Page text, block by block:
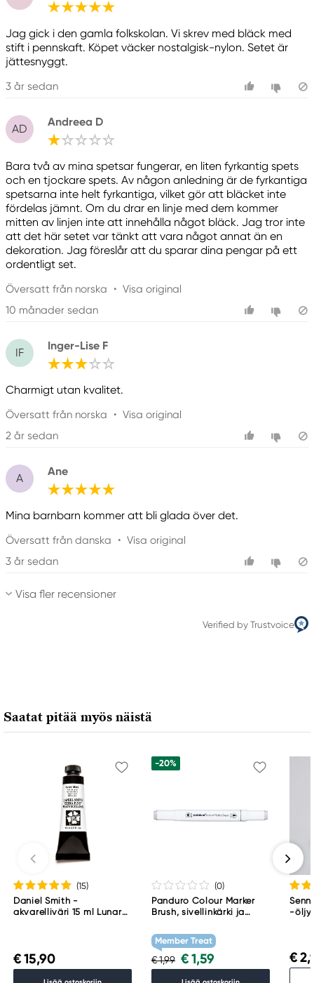
Jag gick i den gamla folkskolan. Vi skrev med bläck med
stift i pennskaft. Köpet väcker nostalgisk-nylon. Setet är
jättesnyggt.
3 år sedan
AD
Andreea D
Bara två av mina spetsar fungerar, en liten fyrkantig spets
och en tjockare spets. Av någon anledning är de fyrkantiga
spetsarna inte helt fyrkantiga, vilket gör att bläcket inte
fördelas jämnt. Om du drar en linje med dem kommer
mitten av linjen inte att innehålla något bläck. Jag tror inte
att det här setet var tänkt att vara något annat än en
dekoration. Jag föreslår att du sparar dina pengar på ett
ordentligt set.
Översatt från norska • Visa original
10 månader sedan
IF
Inger-Lise F
Charmigt utan kvalitet.
Översatt från norska • Visa original
2 år sedan
A
Ane
Mina barnbarn kommer att bli glada över det.
Översatt från danska • Visa original
3 år sedan
Visa fler recensioner
Verified by Trustvoice
Saatat pitää myös näistä
(15)
Daniel Smith -
akvarelliväri 15 ml Lunar
€ 15,90
-20%
(0)
Panduro Colour Marker
Brush, sivellinkärki ja
WG1
Member Treat
€ 1,99 € 1,59
-
€